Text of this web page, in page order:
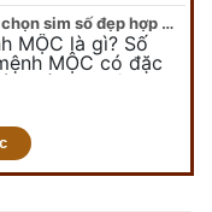
'Tiền vào như nước' nhờ chọn sim số đẹp hợp mệnh MỘC
MỘC là gì? Số
MỘC có đặc
nhìn chuyên gia